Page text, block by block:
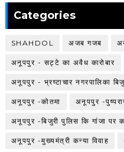
Categories
SHAHDOL अजब गजब
अनूपपुर - सट्टे का अवैध कारोबार
अनूपपुर - भ्रष्टाचार नगरपालिका
अनूपपुर -कोतमा अनूपपुर -
अनूपपुर -बिजुरी पुलिस कि गांजा पर
अनूपपुर -मुख्यमंत्री कन्या विवाह